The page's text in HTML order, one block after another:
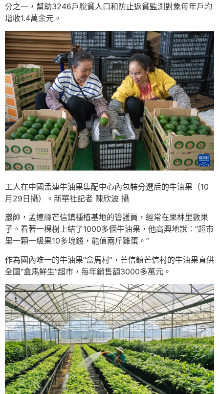
分之一，幫助3246戶脫貧人口和防止返貧監測對象每年戶均
增收1.4萬余元。
工人在中國孟連牛油果集配中心內包裝分選后的牛油果（10
月29日攝）。新華社記者 陳欣波 攝
巖帥，孟連縣芒信鎮種植基地的管護員，經常在果林里數果
子。看著一棵樹上結了1000多個牛油果，他高興地說：“超市
里一顆一級果10多塊錢，能值兩斤雞蛋。”
作為國內唯一的牛油果“盒馬村”，芒信鎮芒信村的牛油果直供
全國“盒馬鮮生”超市，每年銷售額3000多萬元。